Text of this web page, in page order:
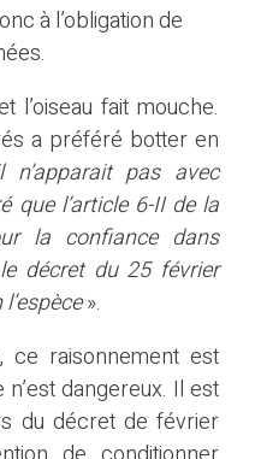
à l’obligation de
l’oiseau fait mouche.
a préféré botter en
n’apparait pas avec
que l’article 6-II de la
la confiance dans
décret du 25 février
».
ce raisonnement est
dangereux. Il est
du décret de février